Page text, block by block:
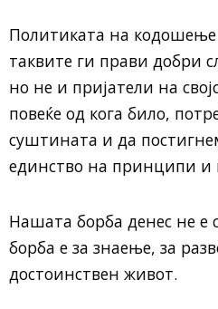
Политиката на кодошење
таквите ги прави добри
но не и пријатели на
повеќе од кога било,
суштината и да
единство на принципи и
Нашата борба денес не е
борба е за знаење, за
достоинствен живот.